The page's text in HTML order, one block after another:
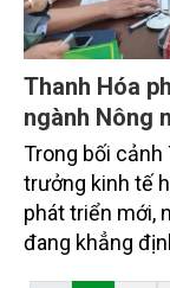
Thanh Hóa
ngành Nông
Trong bối
trưởng kinh tế
phát triển mới,
đang khẳng